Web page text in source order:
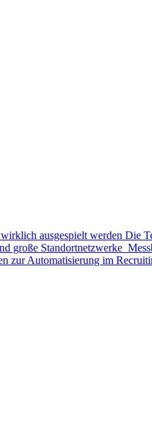
ausgespielt werden Die
große Standortnetzwerke
zur Automatisierung im